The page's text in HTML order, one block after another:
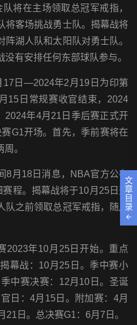
将在主场领取总冠军戒指，
将客场挑战勇士队。揭幕战将
湖人队和太阳队对勇士队。
有安排任何东部球队参与。
17日—2024年2月19日为印第
15日常规赛收官结束，2024
年4月21日季后赛正式开
G1开场。首先，季前赛将在
。
8月18日消息，NBA官方公布
程。揭幕战将于10月25日开
队之前领取总冠军戒指，随后
2023年10月25日开始。重点
幕战：10月25日。季中赛小
中赛决赛：12月10日。圣诞
日：4月15日。附加赛：4月
日。总决赛G1：6月7日。
文
章
目
录